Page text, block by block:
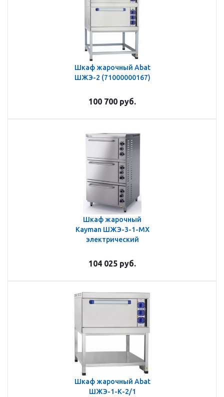
Шкаф жарочный Abat
ШЖЭ-2 (71000000167)
100 700 руб.
Шкаф жарочный
Kayman ШЖЭ-3-1-МХ
электрический
104 025 руб.
Шкаф жарочный Abat
ШЖЭ-1-К-2/1